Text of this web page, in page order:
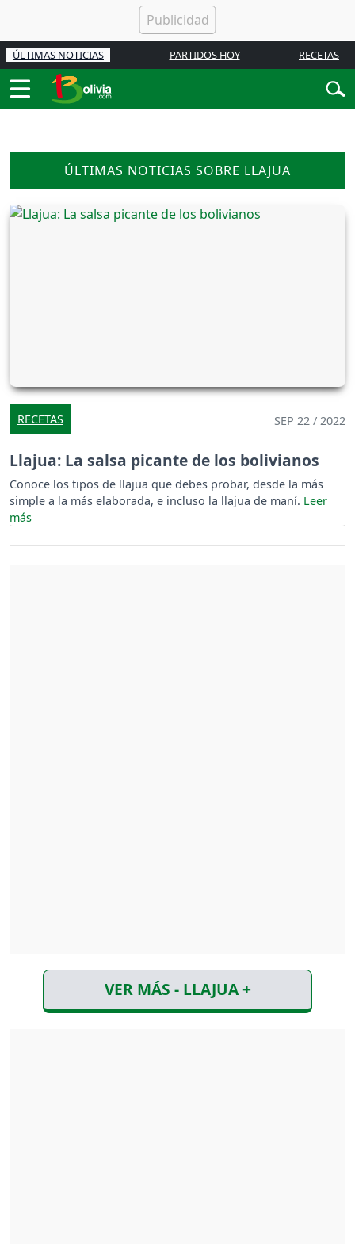
ÚLTIMAS NOTICIAS PARTIDOS HOY RECETAS
ÚLTIMAS NOTICIAS SOBRE LLAJUA
RECETAS SEP 22 / 2022
Llajua: La salsa picante de los bolivianos
Conoce los tipos de llajua que debes probar, desde la más
simple a la más elaborada, e incluso la llajua de maní.
VER MÁS - LLAJUA +